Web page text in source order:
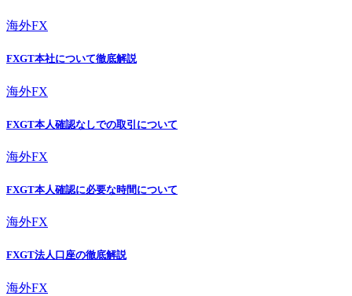
海外FX
FXGT本社について徹底解説
海外FX
FXGT本人確認なしでの取引について
海外FX
FXGT本人確認に必要な時間について
海外FX
FXGT法人口座の徹底解説
海外FX